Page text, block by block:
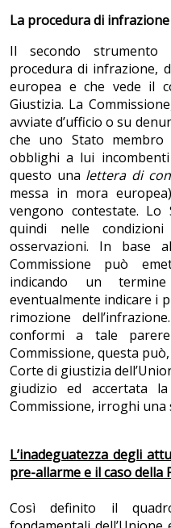
La procedura di infrazione
Il secondo
procedura di infrazione,
europea e che vede il
Giustizia. La
avviate d’ufficio o su
che uno Stato
obblighi a lui
questo una lettera di
messa in mora
vengono contestate. Lo
quindi nelle
osservazioni. In base
Commissione può
indicando un
eventualmente indicare i
rimozione
conformi a tale
Commissione, questa
Corte di giustizia
giudizio ed accertata
Commissione, irroghi una
L’inadeguatezza degli
pre-allarme e il caso della
Così definito il